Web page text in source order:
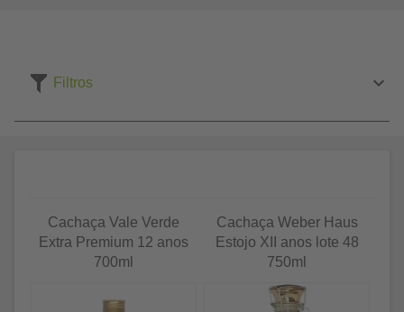
Filtros
Cachaça Vale Verde
Extra Premium 12 anos
700ml
Cachaça Weber Haus
Estojo XII anos lote 48
750ml